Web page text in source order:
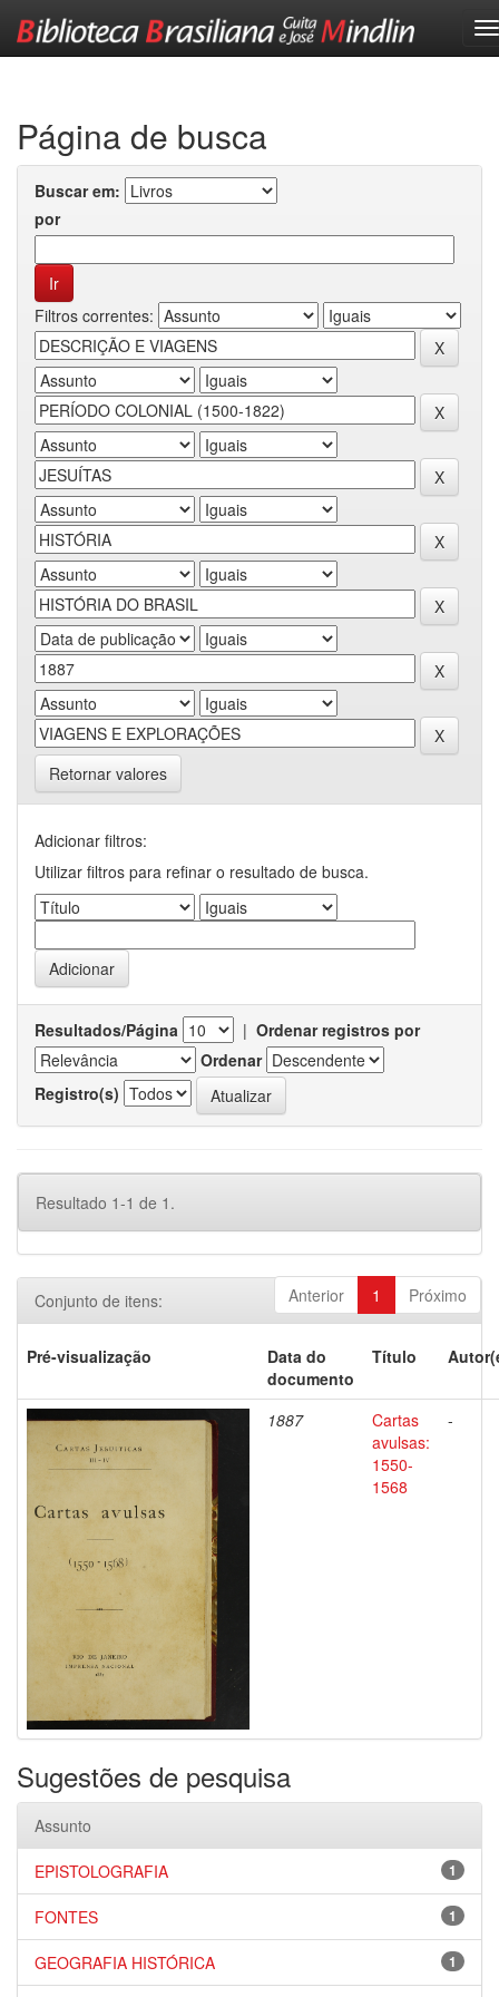
Página de busca
Buscar em:
por
Filtros correntes:
Retornar valores
Adicionar filtros:
Utilizar filtros para refinar o resultado de busca.
Resultados/Página | Ordenar registros por
Ordenar
Registro(s)
Resultado 1-1 de 1.
Anterior 1 Próximo
Conjunto de itens:
Pré-visualização
Data do
documento
Título
1887
Cartas
avulsas:
1550-
1568
-
Sugestões de pesquisa
Assunto
1
EPISTOLOGRAFIA
1
FONTES
1
GEOGRAFIA HISTÓRICA